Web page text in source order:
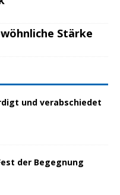
Stärke
und verabschiedet
der Begegnung